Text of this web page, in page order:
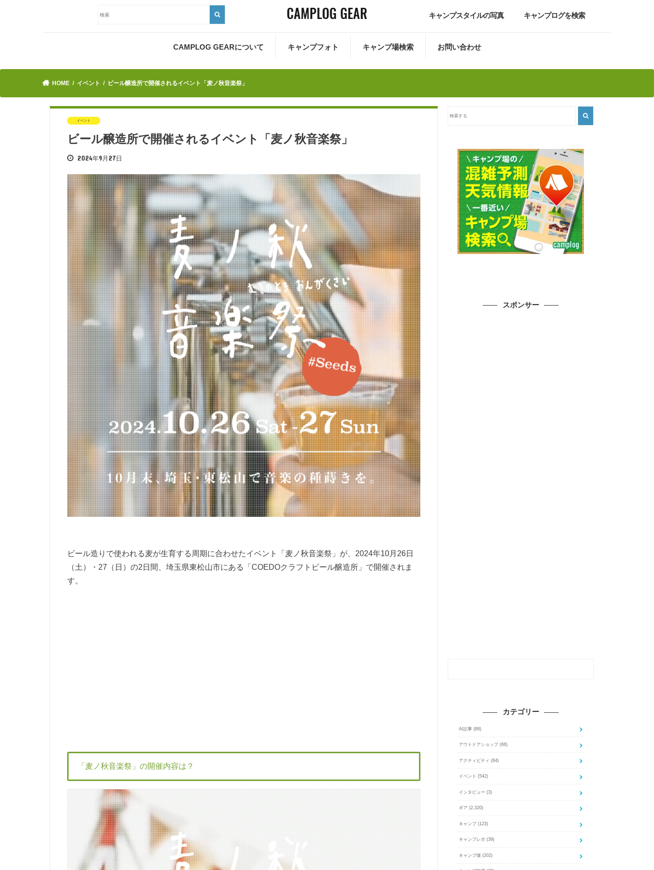
キャンプスタイルの写真 キャンプログを検索
CAMPLOG GEARについて キャンプフォト キャンプ場検索 お問い合わせ
HOME イベント ビール醸造所で開催されるイベント「麦ノ秋音楽祭」
イベント
ビール醸造所で開催されるイベント「麦ノ秋音楽祭」
2024年9月27日
ビール造りで使われる麦が生育する周期に合わせたイベント「麦ノ秋音楽祭」が、2024年10月26日
（土）・27（日）の2日間、埼玉県東松山市にある「COEDOクラフトビール醸造所」で開催されま
す。
「麦ノ秋音楽祭」の開催内容は？
スポンサー
カテゴリー
AI記事 (89)
アウトドアショップ (68)
アクティビティ (64)
イベント (542)
インタビュー (3)
ギア (2,320)
キャンプ (123)
キャンプレポ (39)
キャンプ場 (202)